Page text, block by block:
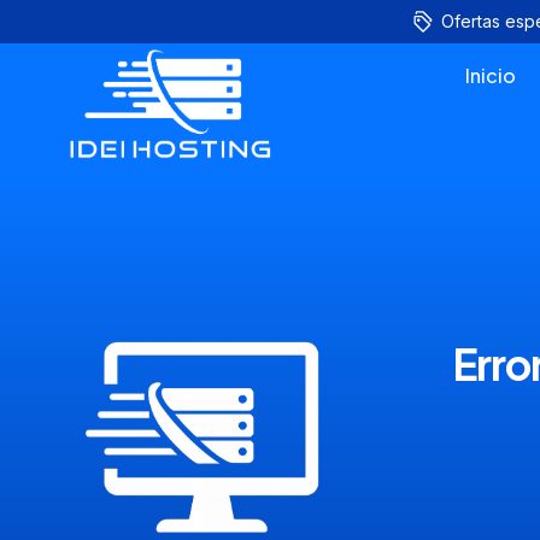
Ofertas
Inicio